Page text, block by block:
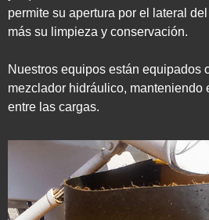
permite su apertura por el lateral
más su limpieza y conservación.
Nuestros equipos están equipados
mezclador hidráulico, manteniendo
entre las cargas.